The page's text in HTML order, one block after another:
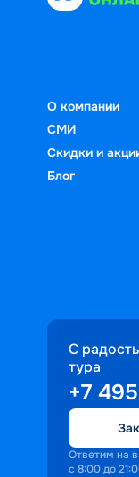
О компании
СМИ
Скидки и
Блог
С
тура
+7
Ответим на
с 8:00 до